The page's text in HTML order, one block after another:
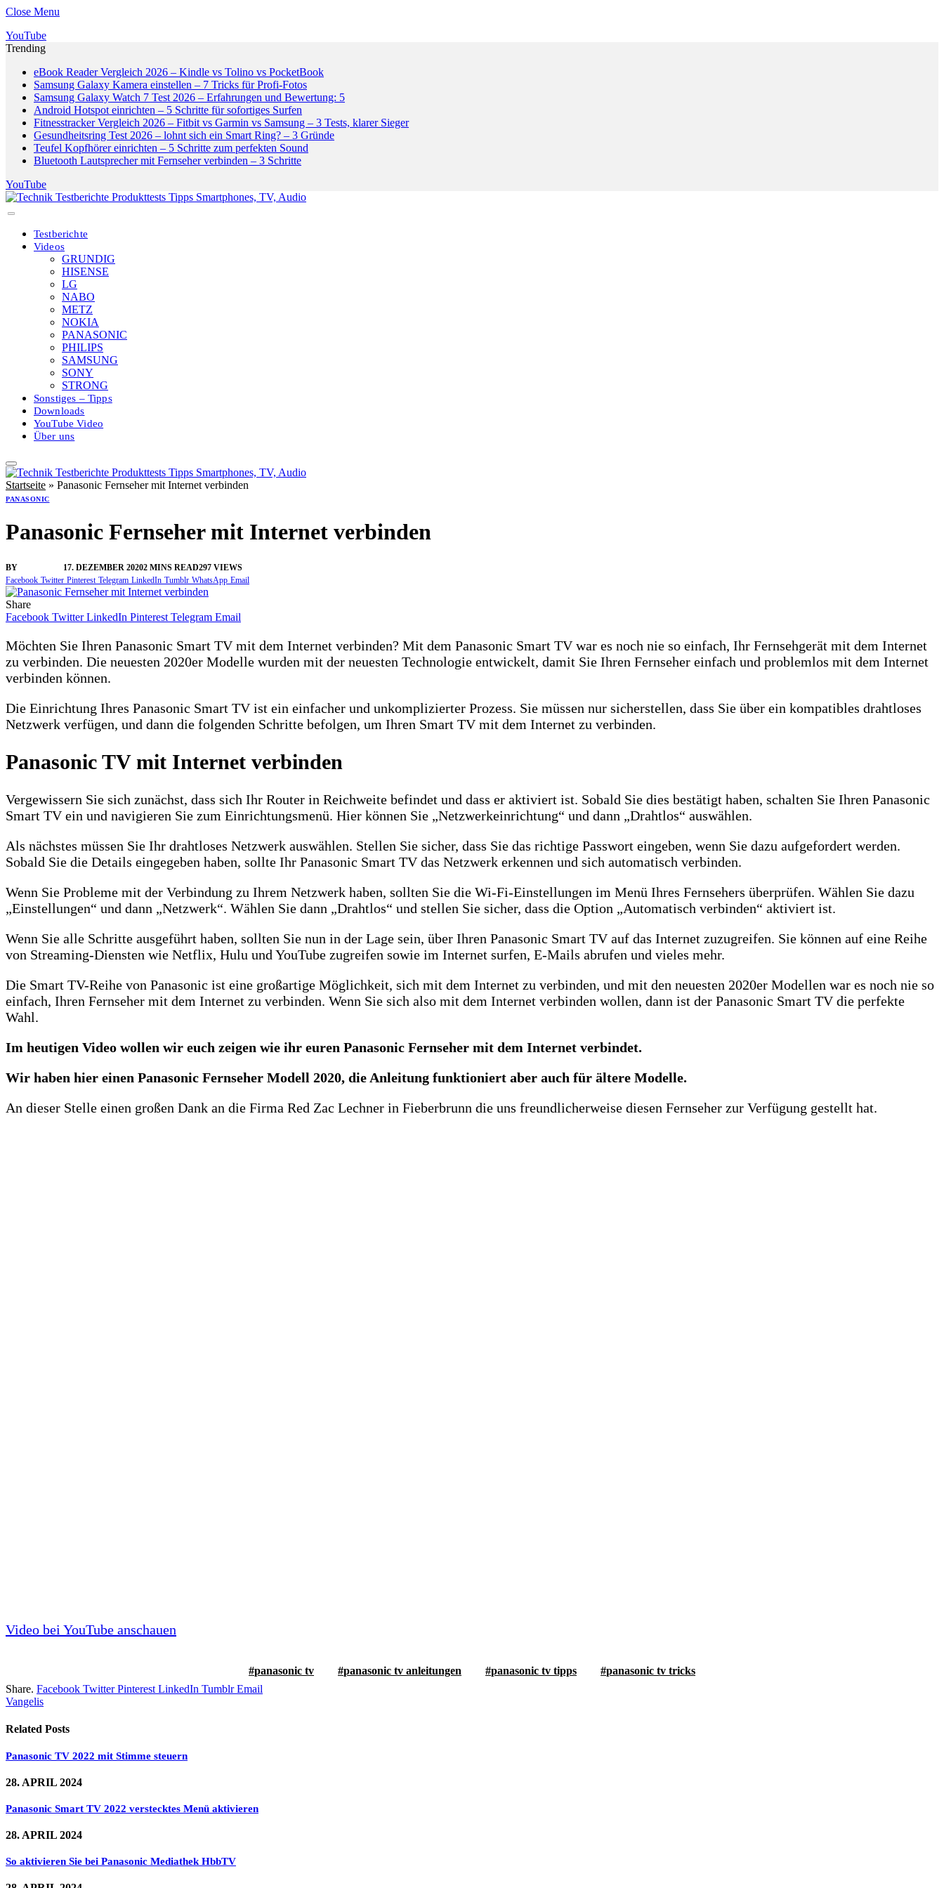
Close Menu
YouTube
Trending
eBook Reader Vergleich 2026 – Kindle vs Tolino vs PocketBook
Samsung Galaxy Kamera einstellen – 7 Tricks für Profi-Fotos
Samsung Galaxy Watch 7 Test 2026 – Erfahrungen und Bewertung: 5
Android Hotspot einrichten – 5 Schritte für sofortiges Surfen
Fitnesstracker Vergleich 2026 – Fitbit vs Garmin vs Samsung – 3 Tests, klarer Sieger
Gesundheitsring Test 2026 – lohnt sich ein Smart Ring? – 3 Gründe
Teufel Kopfhörer einrichten – 5 Schritte zum perfekten Sound
Bluetooth Lautsprecher mit Fernseher verbinden – 3 Schritte
YouTube
Testberichte
Videos
GRUNDIG
HISENSE
LG
NABO
METZ
NOKIA
PANASONIC
PHILIPS
SAMSUNG
SONY
STRONG
Sonstiges – Tipps
Downloads
YouTube Video
Über uns
Startseite » Panasonic Fernseher mit Internet verbinden
PANASONIC
Panasonic Fernseher mit Internet verbinden
BY 17. DEZEMBER 20202 MINS READ297 VIEWS
Facebook Twitter Pinterest Telegram LinkedIn Tumblr WhatsApp Email
Share
Facebook Twitter LinkedIn Pinterest Telegram Email
Möchten Sie Ihren Panasonic Smart TV mit dem Internet verbinden? Mit dem Panasonic Smart TV war es noch nie so einfach, Ihr Fernsehgerät mit dem Internet
zu verbinden. Die neuesten 2020er Modelle wurden mit der neuesten Technologie entwickelt, damit Sie Ihren Fernseher einfach und problemlos mit dem Internet
verbinden können.
Die Einrichtung Ihres Panasonic Smart TV ist ein einfacher und unkomplizierter Prozess. Sie müssen nur sicherstellen, dass Sie über ein kompatibles drahtloses
Netzwerk verfügen, und dann die folgenden Schritte befolgen, um Ihren Smart TV mit dem Internet zu verbinden.
Panasonic TV mit Internet verbinden
Vergewissern Sie sich zunächst, dass sich Ihr Router in Reichweite befindet und dass er aktiviert ist. Sobald Sie dies bestätigt haben, schalten Sie Ihren Panasonic
Smart TV ein und navigieren Sie zum Einrichtungsmenü. Hier können Sie „Netzwerkeinrichtung“ und dann „Drahtlos“ auswählen.
Als nächstes müssen Sie Ihr drahtloses Netzwerk auswählen. Stellen Sie sicher, dass Sie das richtige Passwort eingeben, wenn Sie dazu aufgefordert werden.
Sobald Sie die Details eingegeben haben, sollte Ihr Panasonic Smart TV das Netzwerk erkennen und sich automatisch verbinden.
Wenn Sie Probleme mit der Verbindung zu Ihrem Netzwerk haben, sollten Sie die Wi-Fi-Einstellungen im Menü Ihres Fernsehers überprüfen. Wählen Sie dazu
„Einstellungen“ und dann „Netzwerk“. Wählen Sie dann „Drahtlos“ und stellen Sie sicher, dass die Option „Automatisch verbinden“ aktiviert ist.
Wenn Sie alle Schritte ausgeführt haben, sollten Sie nun in der Lage sein, über Ihren Panasonic Smart TV auf das Internet zuzugreifen. Sie können auf eine Reihe
von Streaming-Diensten wie Netflix, Hulu und YouTube zugreifen sowie im Internet surfen, E-Mails abrufen und vieles mehr.
Die Smart TV-Reihe von Panasonic ist eine großartige Möglichkeit, sich mit dem Internet zu verbinden, und mit den neuesten 2020er Modellen war es noch nie so
einfach, Ihren Fernseher mit dem Internet zu verbinden. Wenn Sie sich also mit dem Internet verbinden wollen, dann ist der Panasonic Smart TV die perfekte
Wahl.
Im heutigen Video wollen wir euch zeigen wie ihr euren Panasonic Fernseher mit dem Internet verbindet.
Wir haben hier einen Panasonic Fernseher Modell 2020, die Anleitung funktioniert aber auch für ältere Modelle.
An dieser Stelle einen großen Dank an die Firma Red Zac Lechner in Fieberbrunn die uns freundlicherweise diesen Fernseher zur Verfügung gestellt hat.
Video bei YouTube anschauen
panasonic tv panasonic tv anleitungen panasonic tv tipps
panasonic tv tricks
Share. Facebook Twitter Pinterest LinkedIn Tumblr Email
Vangelis
Related Posts
Panasonic TV 2022 mit Stimme steuern
28. APRIL 2024
Panasonic Smart TV 2022 verstecktes Menü aktivieren
28. APRIL 2024
So aktivieren Sie bei Panasonic Mediathek HbbTV